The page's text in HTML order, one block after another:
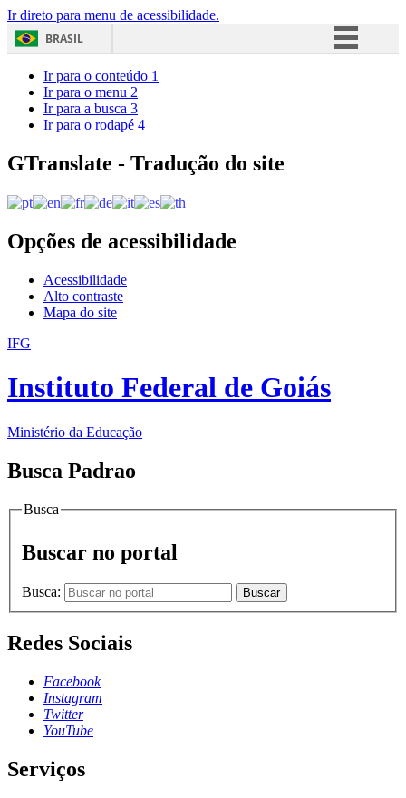
Ir direto para menu de acessibilidade.
BRASIL
Acesso à informação
Ir para o conteúdo 1
Ir para o menu 2
Ir para a busca 3
Ir para o rodapé 4
GTranslate - Tradução do site
Opções de acessibilidade
Acessibilidade
Alto contraste
Mapa do site
IFG
Instituto Federal de Goiás
Ministério da Educação
Busca Padrao
Busca
Buscar no portal
Busca: Buscar
Redes Sociais
Facebook
Instagram
Twitter
YouTube
Serviços